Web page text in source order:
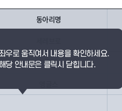
동아리명
그림촌